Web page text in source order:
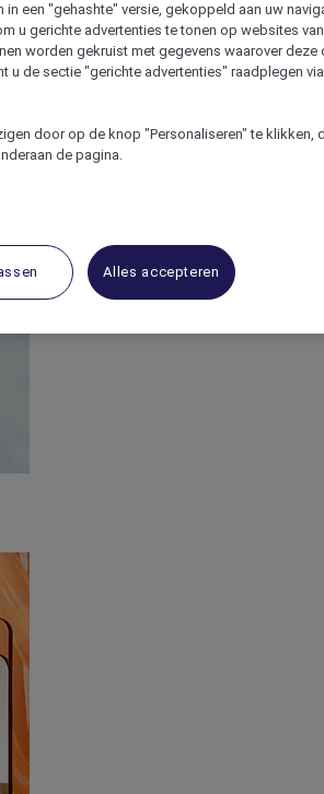
een "gehashte" versie, gekoppeld aan uw
u gerichte advertenties te tonen op websites
worden gekruist met gegevens waarover deze
u de sectie "gerichte advertenties" raadplegen
door op de knop "Personaliseren" te klikken,
de pagina.
Alles accepteren